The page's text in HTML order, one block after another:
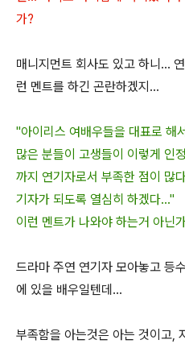
가?
매니지먼트 회사도 있고 하니...
런 멘트를 하긴 곤란하겠지...
"아이리스 여배우들을 대표로 해
많은 분들이 고생들이 이렇게 인
까지 연기자로서 부족한 점이 많
기자가 되도록 열심히 하겠다..."
이런 멘트가 나와야 하는거 아닌
드라마 주연 연기자 모아놓고 등
에 있을 배우일텐데...
부족함을 아는것은 아는 것이고,